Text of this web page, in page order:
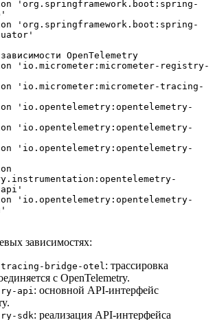
зависимости OpenTelemetry
зависимостях:
tracing-bridge-otel: трассировка
с OpenTelemetry.
api: основной API-интерфейс
sdk: реализация API-интерфейса